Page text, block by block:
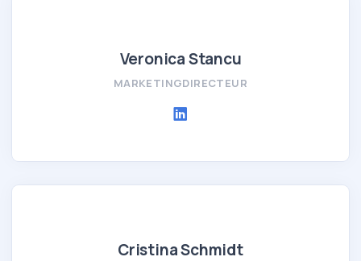
Veronica Stancu
MARKETINGDIRECTEUR
Cristina Schmidt